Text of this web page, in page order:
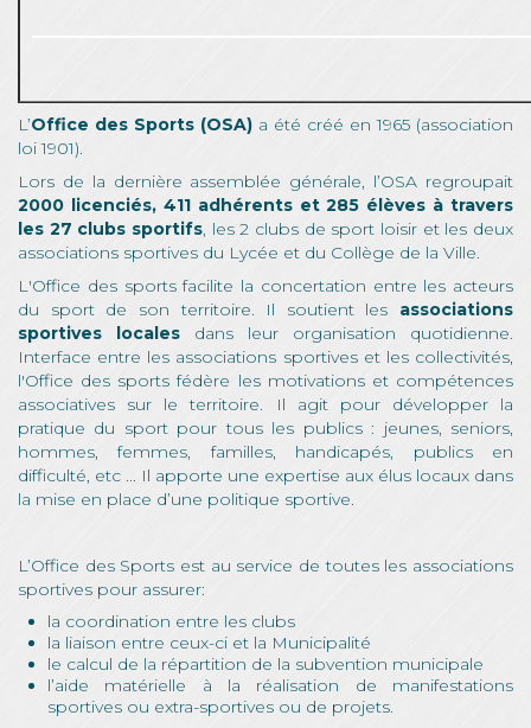
L’Office des Sports (OSA) a été créé en 1965 (association
loi 1901).
Lors de la dernière assemblée générale, l’OSA regroupait
2000 licenciés, 411 adhérents et 285 élèves à travers
les 27 clubs sportifs, les 2 clubs de sport loisir et les deux
associations sportives du Lycée et du Collège de la Ville.
L'Office des sports facilite la concertation entre les acteurs
du sport de son territoire. Il soutient les associations
sportives locales dans leur organisation quotidienne.
Interface entre les associations sportives et les collectivités,
l'Office des sports fédère les motivations et compétences
associatives sur le territoire. Il agit pour développer la
pratique du sport pour tous les publics : jeunes, seniors,
hommes, femmes, familles, handicapés, publics en
difficulté, etc ... Il apporte une expertise aux élus locaux dans
la mise en place d’une politique sportive.
L’Office des Sports est au service de toutes les associations
sportives pour assurer:
la coordination entre les clubs
la liaison entre ceux-ci et la Municipalité
le calcul de la répartition de la subvention municipale
l’aide matérielle à la réalisation de manifestations
sportives ou extra-sportives ou de projets.